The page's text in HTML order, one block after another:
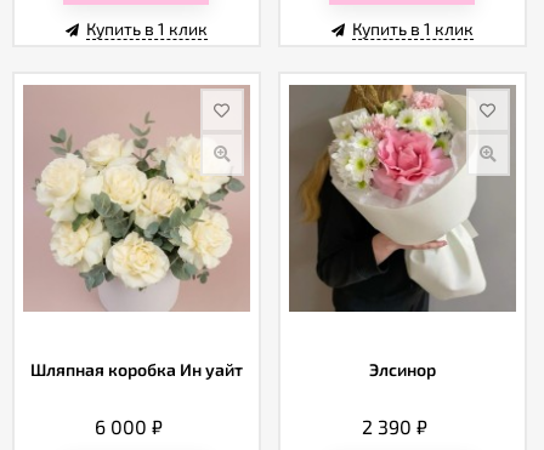
Купить в 1 клик Купить в 1 клик
Шляпная коробка Ин уайт
6 000₽
Элсинор
2 390₽